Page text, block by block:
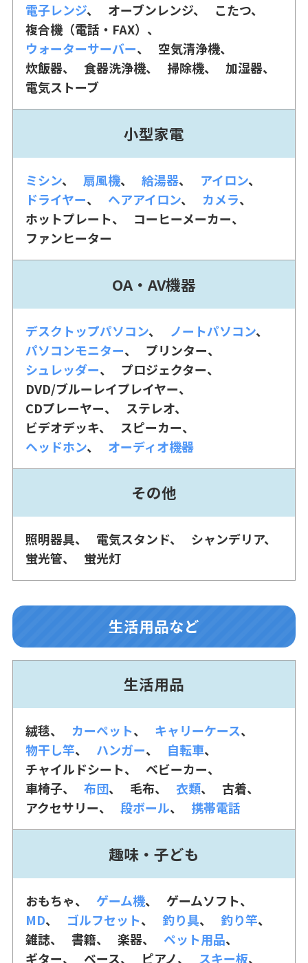
電子レンジ オーブンレンジ
こたつ
複合機（電話・FAX）
ウォーターサーバー
空気清浄機
炊飯器
食器洗浄機 掃除機
加湿器
電気ストーブ
小型家電
ミシン 扇風機 給湯器
アイロン
ドライヤー
ヘアアイロン
カメラ
ホットプレート
コーヒーメーカー
ファンヒーター
OA・AV機器
デスクトップパソコン
ノートパソコン
パソコンモニター
プリンター
シュレッダー
プロジェクター
DVD/ブルーレイプレイヤー
CDプレーヤー
ステレオ
ビデオデッキ
スピーカー
ヘッドホン
オーディオ機器
その他
照明器具 電気スタンド
シャンデリア
蛍光管
蛍光灯
生活用品など
生活用品
絨毯 カーペット
キャリーケース
物干し竿
ハンガー
自転車
チャイルドシート
ベビーカー
車椅子
布団 毛布 衣類
古着
アクセサリー
段ボール 携帯電話
趣味・子ども
おもちゃ ゲーム機
ゲームソフト
MD
ゴルフセット 釣り具
釣り竿
雑誌
書籍 楽器
ペット用品
ギター
ベース ピアノ スキー板